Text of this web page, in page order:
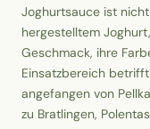
Joghurtsauce ist
hergestelltem
Geschmack, ihre
Einsatzbereich
angefangen von
zu Bratlingen,